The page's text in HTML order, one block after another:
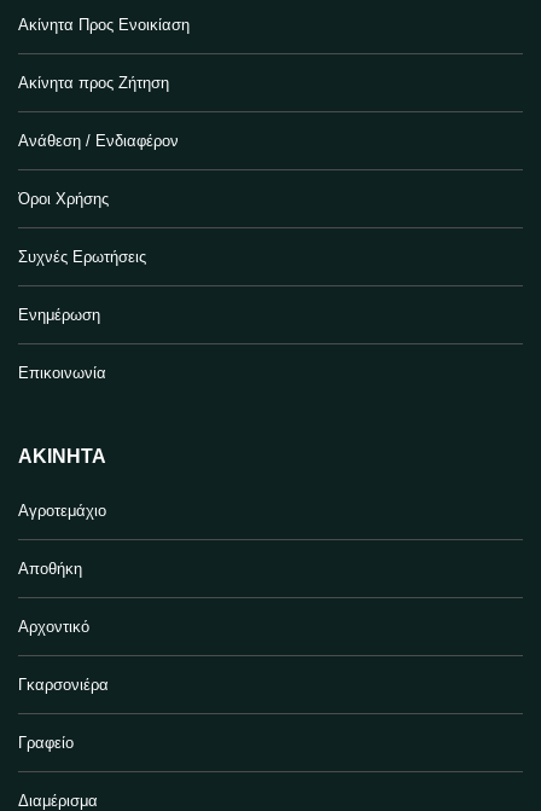
Ακίνητα Προς Ενοικίαση
Ακίνητα προς Ζήτηση
Ανάθεση / Ενδιαφέρον
Όροι Χρήσης
Συχνές Ερωτήσεις
Ενημέρωση
Επικοινωνία
ΑΚΊΝΗΤΑ
Αγροτεμάχιο
Αποθήκη
Αρχοντικό
Γκαρσονιέρα
Γραφείο
Διαμέρισμα